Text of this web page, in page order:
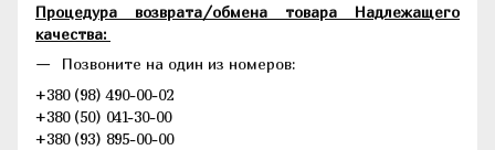
Процедура возврата/обмена товара Надлежащего
качества:
Позвоните на один из номеров:
+380 (98) 490-00-02
+380 (50) 041-30-00
+380 (93) 895-00-00